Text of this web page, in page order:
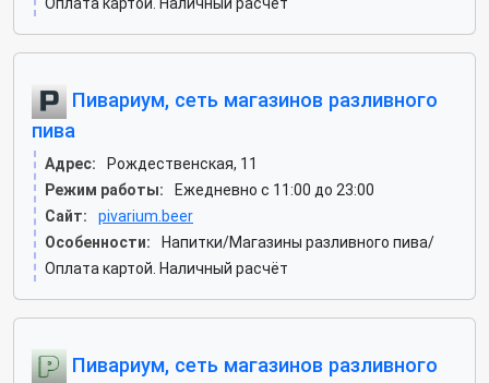
Пивариум, сеть магазинов разливного
пива
Адрес:
Рождественская, 11
Режим работы:
Ежедневно с 11:00 до 23:00
Сайт:
pivarium.beer
Особенности:
Напитки/Магазины разливного пива/
Оплата картой. Наличный расчёт
Пивариум, сеть магазинов разливного